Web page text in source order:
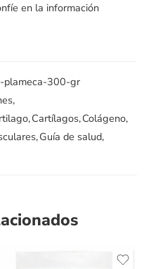
en la información
plameca-300-gr
,
,Cartílagos,Colágeno,
,Guía de salud,